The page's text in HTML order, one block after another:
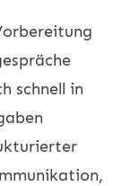
schnell in